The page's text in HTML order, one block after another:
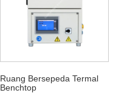
Ruang Bersepeda Termal
Benchtop